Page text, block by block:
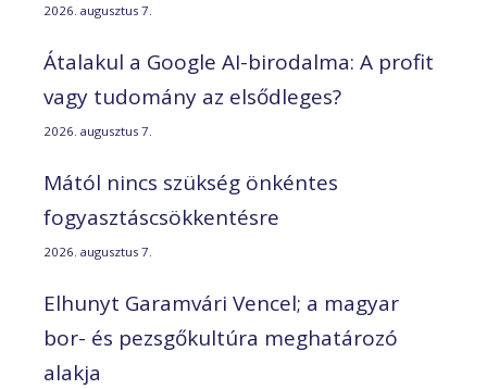
2026. augusztus 7.
Átalakul a Google AI-birodalma: A profit
vagy tudomány az elsődleges?
2026. augusztus 7.
Mától nincs szükség önkéntes
fogyasztáscsökkentésre
2026. augusztus 7.
Elhunyt Garamvári Vencel; a magyar
bor- és pezsgőkultúra meghatározó
alakja